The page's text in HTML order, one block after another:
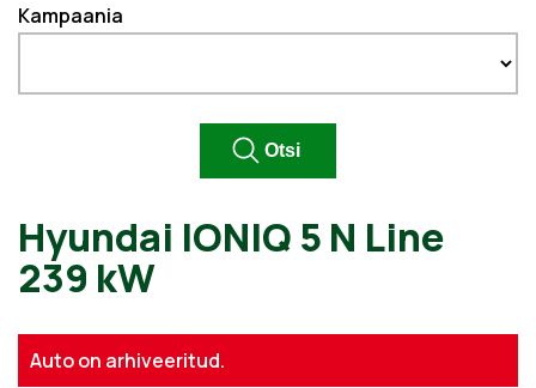
Kampaania
Hyundai IONIQ 5 N Line
239 kW
Auto on arhiveeritud.